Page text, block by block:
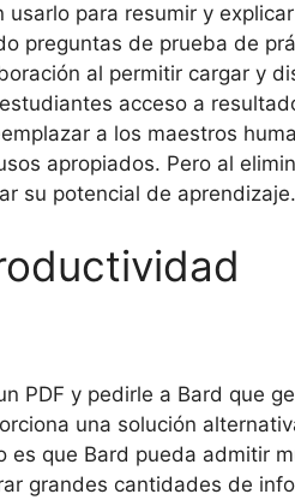
para resumir y
preguntas de prueba de
al permitir cargar y
acceso a
a los maestros
apropiados. Pero al
su potencial de aprendizaje.
PDF y pedirle a Bard que
una solución
que Bard pueda admitir
grandes cantidades de